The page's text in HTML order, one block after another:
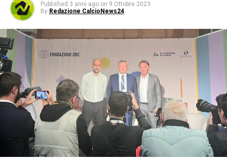
Published 3 anni ago on 9 Ottobre 2023
By Redazione CalcioNews24